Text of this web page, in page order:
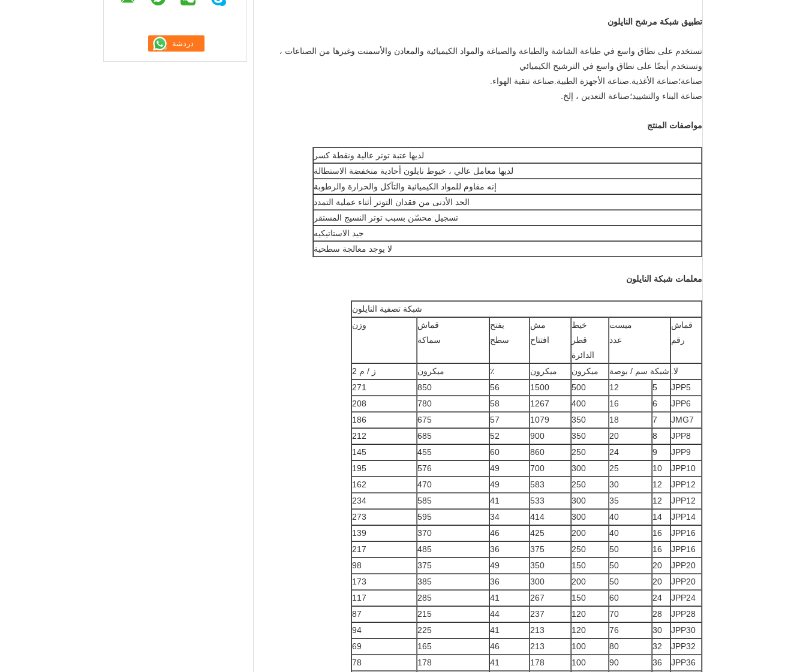
تطبيق شبكة مرشح النايلون
تستخدم على نطاق واسع في طباعة الشاشة والطباعة والصباغة والمواد الكيميائية والمعادن والأسمنت وغيرها من الصناعات ،
وتستخدم أيضًا على نطاق واسع في الترشيح الكيميائي
صناعة؛صناعة الأغذية.صناعة الأجهزة الطبية.صناعة تنقية الهواء.
صناعة البناء والتشييد؛صناعة التعدين ، إلخ.
مواصفات المنتج
لديها عتبة توتر عالية ونقطة كسر
لديها معامل عالي ، خيوط نايلون أحادية منخفضة الاستطالة
إنه مقاوم للمواد الكيميائية والتآكل والحرارة والرطوبة
الحد الأدنى من فقدان التوتر أثناء عملية التمدد
تسجيل محسّن بسبب توتر النسيج المستقر
جيد الاستاتيكيه
لا يوجد معالجة سطحية
معلمات شبكة النايلون
شبكة تصفية النايلون
قماش
رقم
ميست
عدد
خيط
قطر
الدائرة
مش
افتتاح
يفتح
سطح
قماش
سماكة
وزن
لا. شبكة سم / بوصة ميكرون ميكرون ٪ ميكرون
ز / م 2
JPP5
5
12
500
1500
56
850
271
JPP6
6
16
400
1267
58
780
208
JMG7
7
18
350
1079
57
675
186
JPP8
8
20
350
900
52
685
212
JPP9
9
24
250
860
60
455
145
JPP10
10
25
300
700
49
576
195
JPP12
12
30
250
583
49
470
162
JPP12
12
35
300
533
41
585
234
JPP14
14
40
300
414
34
595
273
JPP16
16
40
200
425
46
370
139
JPP16
16
50
250
375
36
485
217
JPP20
20
50
150
350
49
375
98
JPP20
20
50
200
300
36
385
173
JPP24
24
60
150
267
41
285
117
JPP28
28
70
120
237
44
215
87
JPP30
30
76
120
213
41
225
94
JPP32
32
80
100
213
46
165
69
JPP36
36
90
100
178
41
178
78